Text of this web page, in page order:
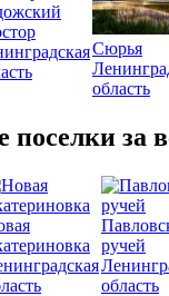
Сюрья
область
за
ручей
область